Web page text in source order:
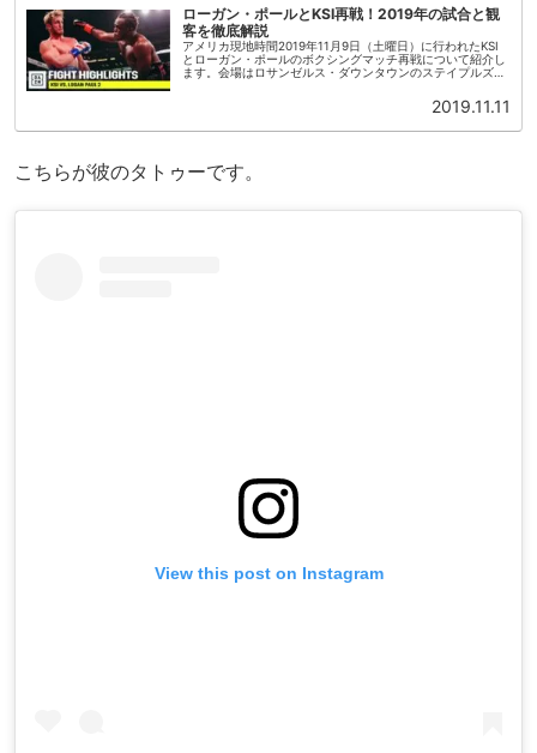
ローガン・ポールとKSI再戦！2019年の試合と観
客を徹底解説
アメリカ現地時間2019年11月9日（土曜日）に行われたKSI
とローガン・ポールのボクシングマッチ再戦について紹介し
ます。会場はロサンゼルス・ダウンタウンのステイプルズ・
2019.11.11
こちらが彼のタトゥーです。
View this post on Instagram